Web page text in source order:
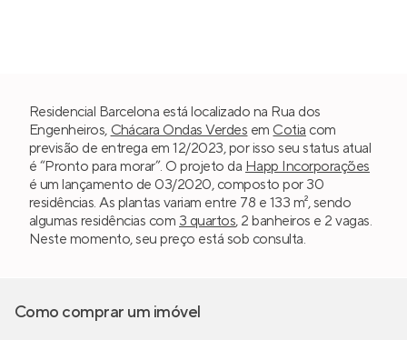
Residencial Barcelona está localizado na Rua dos
Engenheiros, Chácara Ondas Verdes em Cotia com
previsão de entrega em 12/2023, por isso seu status atual
é “Pronto para morar”. O projeto da Happ Incorporações
é um lançamento de 03/2020, composto por 30
residências. As plantas variam entre 78 e 133 m², sendo
algumas residências com 3 quartos, 2 banheiros e 2 vagas.
Neste momento, seu preço está sob consulta.
Como comprar um imóvel